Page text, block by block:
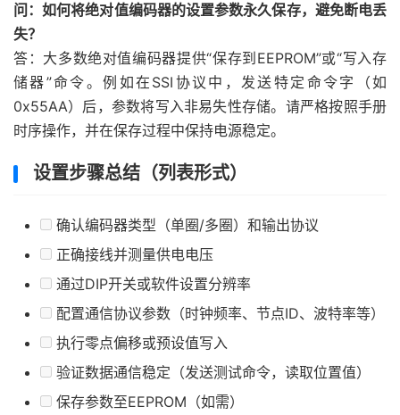
问：如何将绝对值编码器的设置参数永久保存，避免断电丢
失？
答：大多数绝对值编码器提供“保存到EEPROM”或“写入存
储器”命令。例如在SSI协议中，发送特定命令字（如
0x55AA）后，参数将写入非易失性存储。请严格按照手册
时序操作，并在保存过程中保持电源稳定。
设置步骤总结（列表形式）
确认编码器类型（单圈/多圈）和输出协议
正确接线并测量供电电压
通过DIP开关或软件设置分辨率
配置通信协议参数（时钟频率、节点ID、波特率等）
执行零点偏移或预设值写入
验证数据通信稳定（发送测试命令，读取位置值）
保存参数至EEPROM（如需）